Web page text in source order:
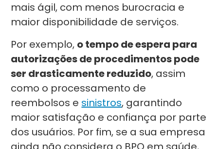
mais ágil, com menos burocracia e
maior disponibilidade de serviços.
Por exemplo, o tempo de espera para
autorizações de procedimentos pode
ser drasticamente reduzido, assim
como o processamento de
reembolsos e sinistros, garantindo
maior satisfação e confiança por parte
dos usuários. Por fim, se a sua empresa